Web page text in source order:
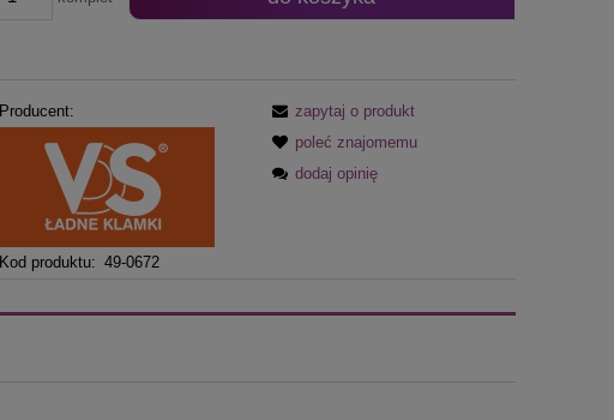
Producent:
Kod produktu: 49-0672
zapytaj o produkt
poleć znajomemu
dodaj opinię